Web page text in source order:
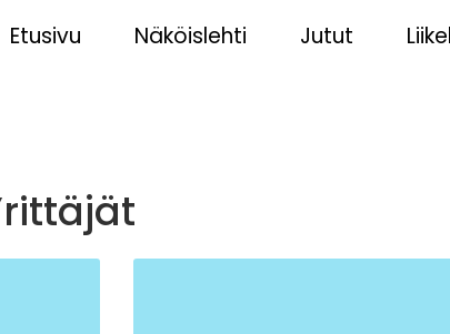
Etusivu Näköislehti Jutut